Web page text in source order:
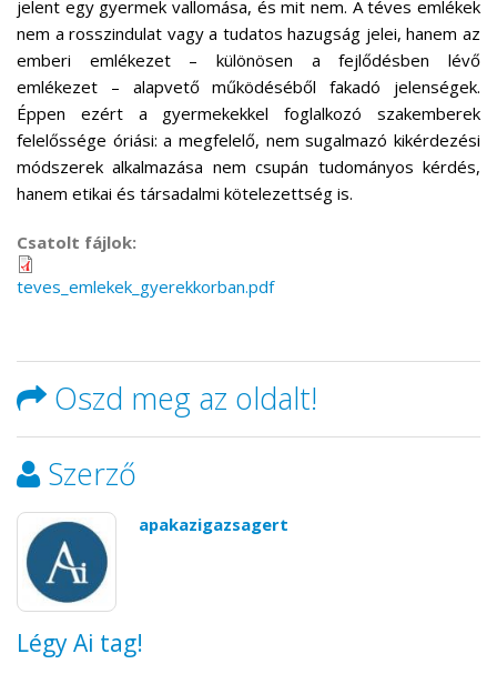
jelent egy gyermek vallomása, és mit nem. A téves emlékek
nem a rosszindulat vagy a tudatos hazugság jelei, hanem az
emberi emlékezet – különösen a fejlődésben lévő
emlékezet – alapvető működéséből fakadó jelenségek.
Éppen ezért a gyermekekkel foglalkozó szakemberek
felelőssége óriási: a megfelelő, nem sugalmazó kikérdezési
módszerek alkalmazása nem csupán tudományos kérdés,
hanem etikai és társadalmi kötelezettség is.
Csatolt fájlok:
teves_emlekek_gyerekkorban.pdf
Oszd meg az oldalt!
Szerző
apakazigazsagert
Légy Ai tag!